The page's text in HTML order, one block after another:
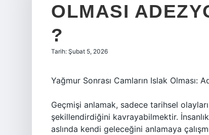
OLMASI
?
Tarih: Şubat 5, 2026
Yağmur Sonrası Camların Islak Olması:
Geçmişi anlamak, sadece tarihsel
şekillendirdiğini kavrayabilmektir.
aslında kendi geleceğini anlamaya